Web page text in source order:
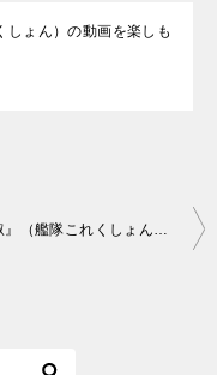
しょん）の動画を楽しも